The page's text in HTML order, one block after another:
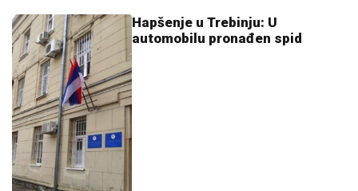
Hapšenje u Trebinju: U
automobilu pronađen spid